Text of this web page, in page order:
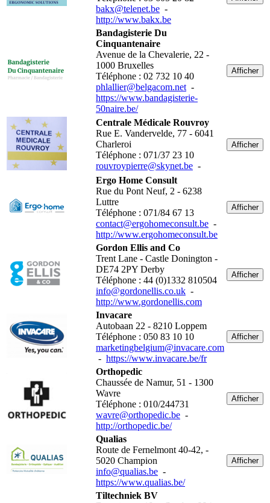
bakx@telenet.be -
http://www.bakx.be
Bandagisterie Du
Cinquantenaire
Avenue de la Chevalerie, 22 -
1000 Bruxelles
Téléphone : 02 732 10 40
phlallier@belgacom.net -
https://www.bandagisterie-
50naire.be/
Afficher
Centrale Médicale Rouvroy
Rue E. Vandervelde, 77 - 6041
Charleroi
Téléphone : 071/37 23 10
rouvroypierre@skynet.be -
Afficher
Ergo Home Consult
Rue du Pont Neuf, 2 - 6238
Luttre
Téléphone : 071/84 67 13
contact@ergohomeconsult.be -
http://www.ergohomeconsult.be
Afficher
Gordon Ellis and Co
Trent Lane - Castle Donington -
DE74 2PY Derby
Téléphone : 44 (0)1332 810504
info@gordonellis.co.uk -
http://www.gordonellis.com
Afficher
Invacare
Autobaan 22 - 8210 Loppem
Téléphone : 050 83 10 10
marketingbelgium@invacare.com
- https://www.invacare.be/fr
Afficher
Orthopedic
Chaussée de Namur, 51 - 1300
Wavre
Téléphone : 010/244731
wavre@orthopedic.be -
http://orthopedic.be/
Afficher
Qualias
Route de Fernelmont 40-42, -
5020 Champion
info@qualias.be -
https://www.qualias.be/
Afficher
Tiltechniek BV